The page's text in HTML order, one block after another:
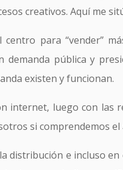
creativos. Aquí me
para “vender”
pública y
existen y funcionan.
luego con las
si comprendemos
distribución e incluso